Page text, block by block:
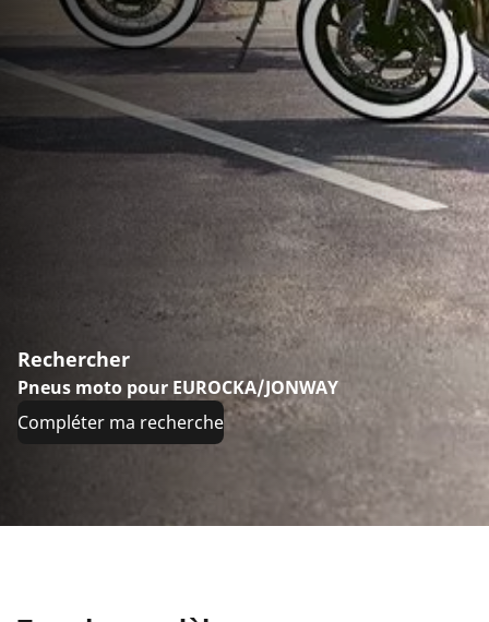
Rechercher
Pneus moto pour EUROCKA/JONWAY
Compléter ma recherche